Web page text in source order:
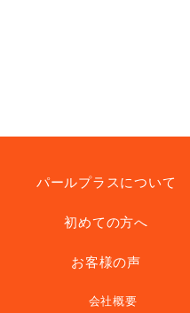
パールプラスについて
初めての方へ
お客様の声
会社概要